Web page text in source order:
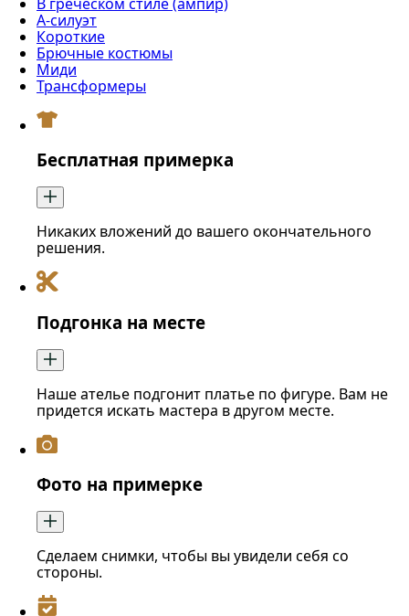
А-силуэт
Короткие
Брючные костюмы
Миди
Трансформеры
Бесплатная примерка
Никаких вложений до вашего окончательного
решения.
Подгонка на месте
Наше ателье подгонит платье по фигуре. Вам не
придется искать мастера в другом месте.
Фото на примерке
Сделаем снимки, чтобы вы увидели себя со
стороны.